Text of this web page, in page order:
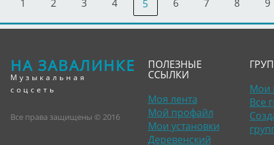
1 2 3 4 5 6 7 8 9
НА ЗАВАЛИНКЕ
Музыкальная
соцсеть
Все права защищены © 2016
ПОЛЕЗНЫЕ
ССЫЛКИ
Моя лента
Мой профайл
Мои установки
Деревенский
Мои
Все